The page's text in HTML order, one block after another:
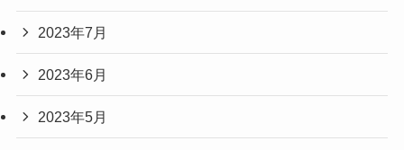
2023年7月
2023年6月
2023年5月